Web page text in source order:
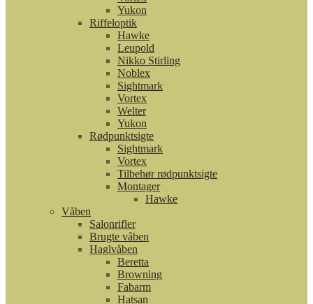
Yukon
Riffeloptik
Hawke
Leupold
Nikko Stirling
Noblex
Sightmark
Vortex
Welter
Yukon
Rødpunktsigte
Sightmark
Vortex
Tilbehør rødpunktsigte
Montager
Hawke
Våben
Salonrifler
Brugte våben
Haglvåben
Beretta
Browning
Fabarm
Hatsan